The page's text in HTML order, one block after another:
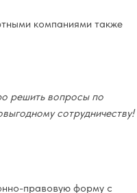
компаниями также
решить вопросы по
сотрудничеству!
правовую форму с